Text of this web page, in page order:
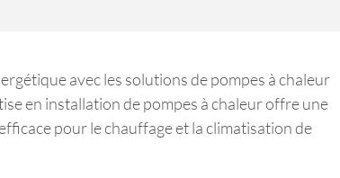
avec les solutions de pompes à chaleur
en installation de pompes à chaleur offre une
pour le chauffage et la climatisation de